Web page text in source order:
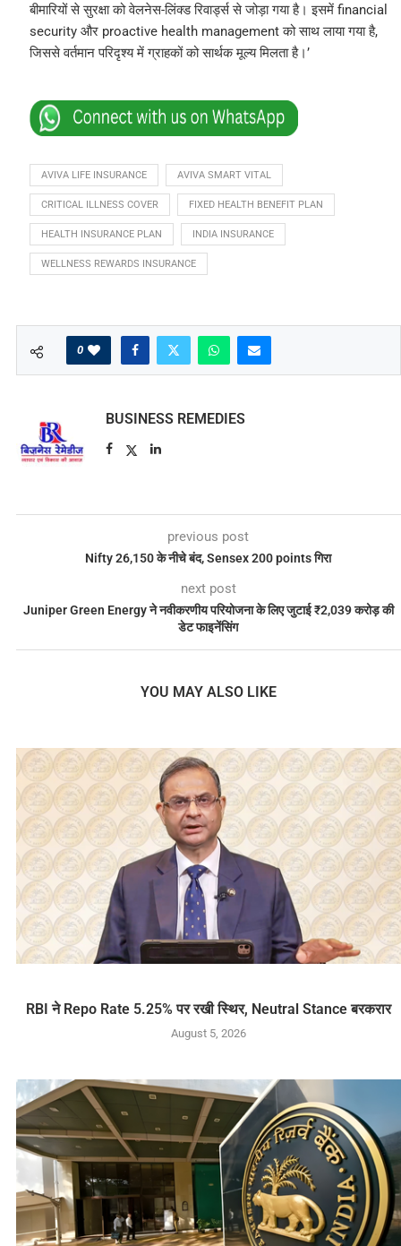
बीमारियों से सुरक्षा को वेलनेस-लिंक्ड रिवार्ड्स से जोड़ा गया है। इसमें financial
security और proactive health management को साथ लाया गया है,
जिससे वर्तमान परिदृश्य में ग्राहकों को सार्थक मूल्य मिलता है।’
AVIVA LIFE INSURANCE AVIVA SMART VITAL
CRITICAL ILLNESS COVER FIXED HEALTH BENEFIT PLAN
HEALTH INSURANCE PLAN INDIA INSURANCE
WELLNESS REWARDS INSURANCE
0
BUSINESS REMEDIES
previous post
Nifty 26,150 के नीचे बंद, Sensex 200 points गिरा
next post
Juniper Green Energy ने नवीकरणीय परियोजना के लिए जुटाई ₹2,039 करोड़ की
डेट फाइनेंसिंग
YOU MAY ALSO LIKE
RBI ने Repo Rate 5.25% पर रखी स्थिर, Neutral Stance बरकरार
August 5, 2026